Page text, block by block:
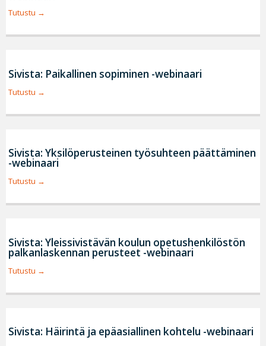
Tutustu
Sivista: Paikallinen sopiminen -webinaari
Tutustu
Sivista: Yksilöperusteinen työsuhteen päättäminen
-webinaari
Tutustu
Sivista: Yleissivistävän koulun opetushenkilöstön
palkanlaskennan perusteet -webinaari
Tutustu
Sivista: Häirintä ja epäasiallinen kohtelu -webinaari